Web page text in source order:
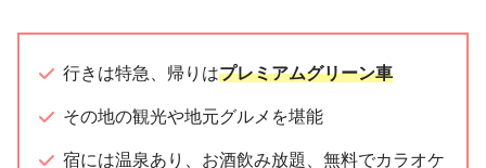
行きは特急、帰りはプレミアムグリーン車
その地の観光や地元グルメを堪能
宿には温泉あり、お酒飲み放題、無料でカラオケ